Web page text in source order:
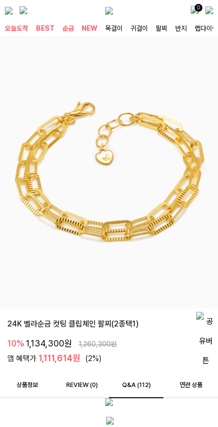
0
오늘도착 BEST 순금 NEW 목걸이 귀걸이 팔찌 반지 랩다이아
24K 벨라순금 컷팅 클립체인 팔찌(2종택1)
10% 1,134,300원 1,260,300원
앱 혜택가 1,111,614원 (2%)
상품정보 REVIEW (0) Q&A (112) 연관 상품